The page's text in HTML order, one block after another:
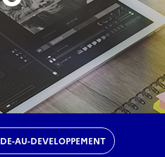
AU-DEVELOPPEMENT